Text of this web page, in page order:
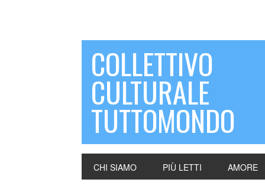
COLLETTIVO
CULTURALE
TUTTOMONDO
CHI SIAMO PIÙ LETTI AMORE